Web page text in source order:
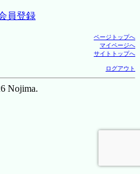
員登録
ページトップへ
マイページへ
サイトトップへ
ログアウト
Nojima.